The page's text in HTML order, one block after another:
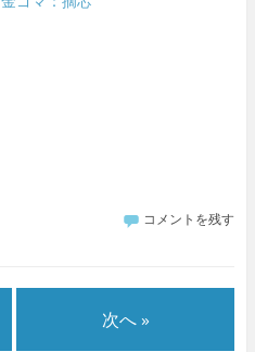
コメントを残す
次へ »